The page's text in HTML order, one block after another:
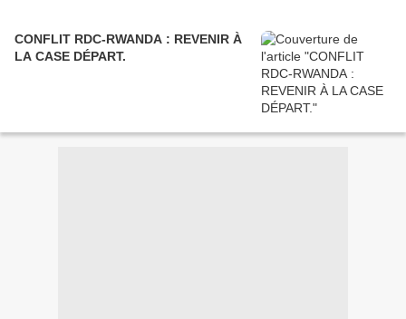
CONFLIT RDC-RWANDA : REVENIR À
LA CASE DÉPART.